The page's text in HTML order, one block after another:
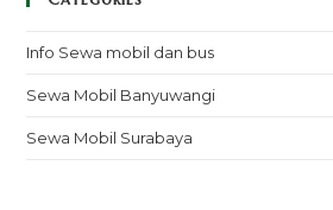
Info Sewa mobil dan bus
Sewa Mobil Banyuwangi
Sewa Mobil Surabaya